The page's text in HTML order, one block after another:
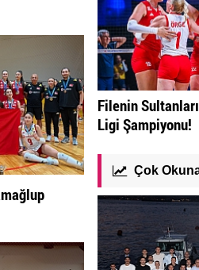
Filenin
Ligi Şampiyonu!
Çok